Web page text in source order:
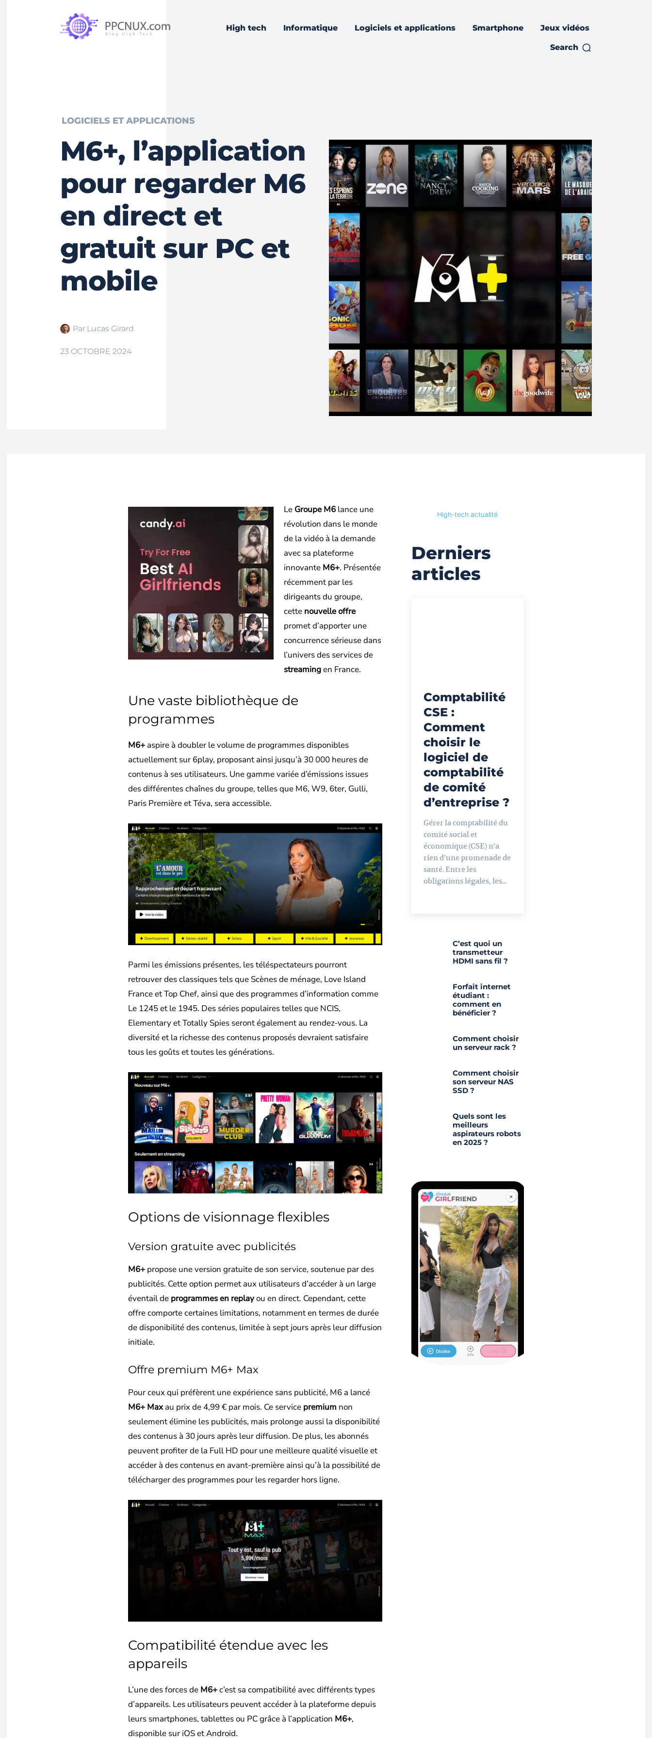
High tech Informatique Logiciels et applications Smartphone Jeux vidéos
Search
LOGICIELS ET APPLICATIONS
M6+, l’application
pour regarder M6
en direct et
gratuit sur PC et
mobile
Par Lucas Girard
23 OCTOBRE 2024
Le Groupe M6 lance une
révolution dans le monde
de la vidéo à la demande
avec sa plateforme
innovante M6+. Présentée
récemment par les
dirigeants du groupe,
cette nouvelle offre
promet d’apporter une
concurrence sérieuse dans
l’univers des services de
streamingen France.
Une vaste bibliothèque de
programmes
M6+ aspire à doubler le volume de programmes disponibles
actuellement sur 6play, proposant ainsi jusqu’à 30 000 heures de
contenus à ses utilisateurs. Une gamme variée d’émissions issues
des différentes chaînes du groupe, telles que M6, W9, 6ter, Gulli,
Paris Première et Téva, sera accessible.
Parmi les émissions présentes, les téléspectateurs pourront
retrouver des classiques tels que Scènes de ménage, Love Island
France et Top Chef, ainsi que des programmes d’information comme
Le 1245 et le 1945. Des séries populaires telles que NCIS,
Elementary et Totally Spies seront également au rendez-vous. La
diversité et la richesse des contenus proposés devraient satisfaire
tous les goûts et toutes les générations.
Options de visionnage flexibles
Version gratuite avec publicités
M6+ propose une version gratuite de son service, soutenue par des
publicités. Cette option permet aux utilisateurs d’accéder à un large
éventail de programmes en replayou en direct. Cependant, cette
offre comporte certaines limitations, notamment en termes de durée
de disponibilité des contenus, limitée à sept jours après leur diffusion
initiale.
Offre premium M6+ Max
Pour ceux qui préfèrent une expérience sans publicité, M6 a lancé
M6+ Maxau prix de 4,99 € par mois. Ce service premium non
seulement élimine les publicités, mais prolonge aussi la disponibilité
des contenus à 30 jours après leur diffusion. De plus, les abonnés
peuvent profiter de la Full HD pour une meilleure qualité visuelle et
accéder à des contenus en avant-première ainsi qu’à la possibilité de
télécharger des programmes pour les regarder hors ligne.
Compatibilité étendue avec les
appareils
L’une des forces de M6+c’est sa compatibilité avec différents types
d’appareils. Les utilisateurs peuvent accéder à la plateforme depuis
leurs smartphones, tablettes ou PC grâce à l’application M6+,
disponible sur iOS et Android.
High-tech actualité
Derniers
articles
Comptabilité
CSE :
Comment
choisir le
logiciel de
comptabilité
de comité
d’entreprise ?
Gérer la comptabilité du
comité social et
économique (CSE) n’a
rien d’une promenade de
santé. Entre les
obligations légales, les...
C’est quoi un
transmetteur
HDMI sans fil ?
Forfait internet
étudiant :
comment en
bénéficier ?
Comment choisir
un serveur rack ?
Comment choisir
son serveur NAS
SSD ?
Quels sont les
meilleurs
aspirateurs robots
en 2025 ?